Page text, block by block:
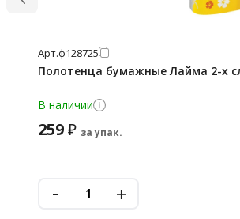
Арт.ф128725
Полотенца бумажные Лайма 2-х
В наличии
259₽ за упак.
- +